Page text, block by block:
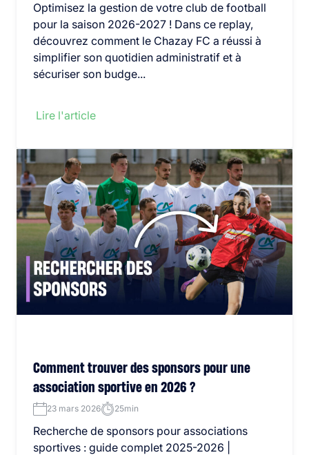
Optimisez la gestion de votre club de football
pour la saison 2026-2027 ! Dans ce replay,
découvrez comment le Chazay FC a réussi à
simplifier son quotidien administratif et à
sécuriser son budge...
Lire l'article
Comment trouver des sponsors pour une
association sportive en 2026 ?
23 mars 2026 25min
Recherche de sponsors pour associations
sportives : guide complet 2025-2026 |